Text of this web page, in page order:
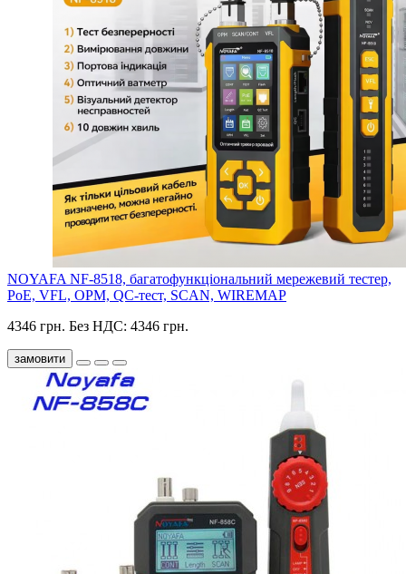
NOYAFA NF-8518, багатофункціональний мережевий тестер,
PoE, VFL, OPM, QC-тест, SCAN, WIREMAP
4346 грн. Без НДС: 4346 грн.
замовити